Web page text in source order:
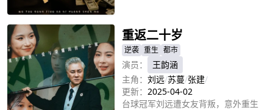
划在最终付款时掏出老年卡打脸对
方。
重返二十岁
逆袭 重生 都市
演员：
王韵涵
主角： 刘远/苏蔓/张建/
更新： 2025-04-02
台球冠军刘远遭女友背叛，意外重生